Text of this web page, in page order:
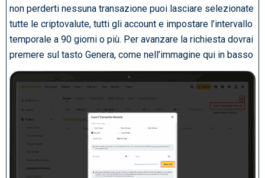
non perderti nessuna transazione puoi lasciare selezionate
tutte le criptovalute, tutti gli account e impostare l’intervallo
temporale a 90 giorni o più. Per avanzare la richiesta dovrai
premere sul tasto Genera, come nell’immagine qui in basso